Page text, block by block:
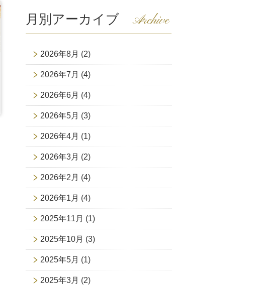
月別アーカイブ Archive
2026年8月 (2)
2026年7月 (4)
2026年6月 (4)
2026年5月 (3)
2026年4月 (1)
2026年3月 (2)
2026年2月 (4)
2026年1月 (4)
2025年11月 (1)
2025年10月 (3)
2025年5月 (1)
2025年3月 (2)